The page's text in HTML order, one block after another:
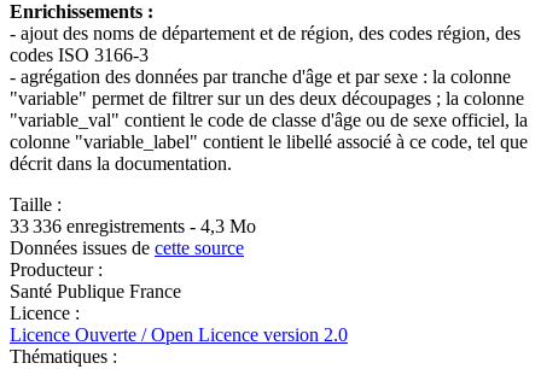
Enrichissements :
- ajout des noms de département et de région, des codes région, des
codes ISO 3166-3
- agrégation des données par tranche d'âge et par sexe : la colonne
"variable" permet de filtrer sur un des deux découpages ; la colonne
"variable_val" contient le code de classe d'âge ou de sexe officiel, la
colonne "variable_label" contient le libellé associé à ce code, tel que
décrit dans la documentation.
Taille :
33 336 enregistrements - 4,3 Mo
Données issues de cette source
Producteur :
Santé Publique France
Licence :
Licence Ouverte / Open Licence version 2.0
Thématiques :